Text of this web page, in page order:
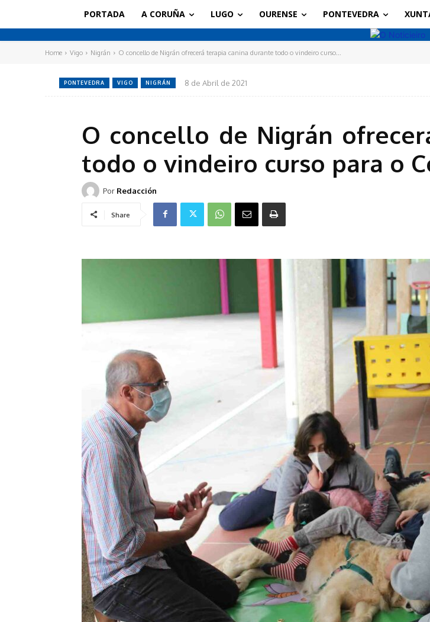
PORTADA A CORUÑA LUGO OURENSE PONTEVEDRA
Home Vigo Nigrán O concello de Nigrán ofrecerá terapia canina durante todo o vindeiro curso...
PONTEVEDRA VIGO NIGRÁN 8 de Abril de 2021
O concello de Nigrán
todo o vindeiro curso para o
Por Redacción
Share